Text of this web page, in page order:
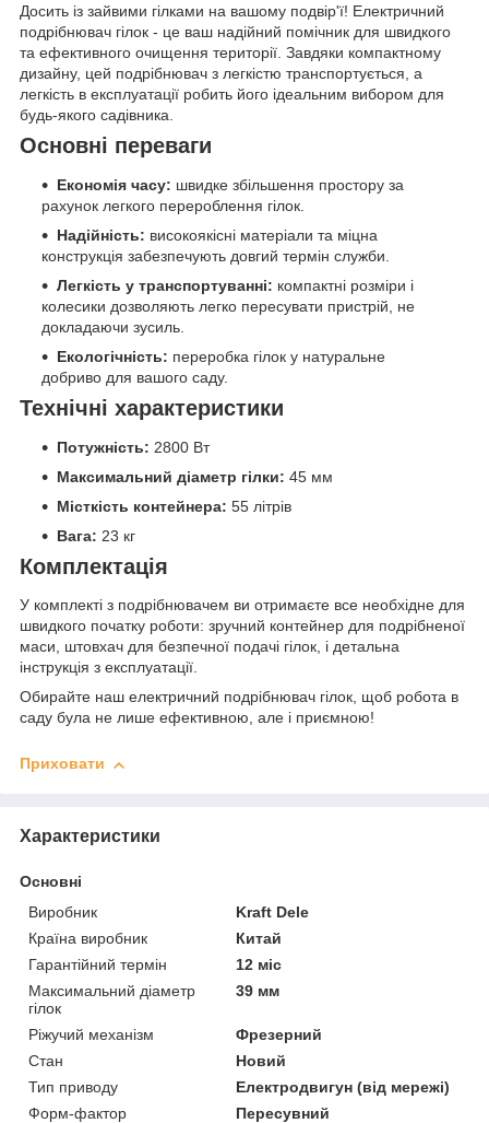
Досить із зайвими гілками на вашому подвір'ї! Електричний
подрібнювач гілок - це ваш надійний помічник для швидкого
та ефективного очищення території. Завдяки компактному
дизайну, цей подрібнювач з легкістю транспортується, а
легкість в експлуатації робить його ідеальним вибором для
будь-якого садівника.
Основні переваги
Економія часу: швидке збільшення простору за
рахунок легкого перероблення гілок.
Надійність: високоякісні матеріали та міцна
конструкція забезпечують довгий термін служби.
Легкість у транспортуванні: компактні розміри і
колесики дозволяють легко пересувати пристрій, не
докладаючи зусиль.
Екологічність: переробка гілок у натуральне
добриво для вашого саду.
Технічні характеристики
Потужність: 2800 Вт
Максимальний діаметр гілки: 45 мм
Місткість контейнера: 55 літрів
Вага: 23 кг
Комплектація
У комплекті з подрібнювачем ви отримаєте все необхідне для
швидкого початку роботи: зручний контейнер для подрібненої
маси, штовхач для безпечної подачі гілок, і детальна
інструкція з експлуатації.
Обирайте наш електричний подрібнювач гілок, щоб робота в
саду була не лише ефективною, але і приємною!
Приховати
Характеристики
Основні
Виробник
Kraft Dele
Країна виробник
Китай
Гарантійний термін
12 міс
Максимальний діаметр
гілок
39 мм
Ріжучий механізм
Фрезерний
Стан
Новий
Тип приводу
Електродвигун (від мережі)
Форм-фактор
Пересувний